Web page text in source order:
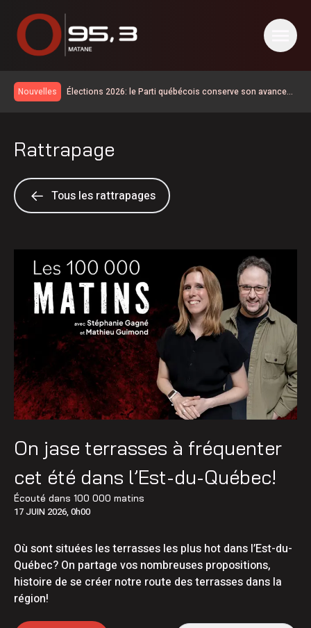
Nouvelles
Élections 2026: le Parti québécois conserve son avance
Les travaux d’asphaltage reprendront à Saint-Ulric
Tour ce 7 août
Début de la 38e campagne de porte-à-porte de
l’Association du cancer de l’Est du Québec
Rouler entre Saint-Jean-sur-Richelieu et Sayabec pour la
Les expropriés du Parc Forillon réclament leurs biens
900 foyers sont sans électricité à Matane
Rattrapage
Tous les rattrapages
On jase terrasses à fréquenter
cet été dans l’Est-du-Québec!
Écouté dans 100 000 matins
17 JUIN 2026, 0h00
Où sont situées les terrasses les plus hot dans l’Est-du-
Québec? On partage vos nombreuses propositions,
histoire de se créer notre route des terrasses dans la
région!